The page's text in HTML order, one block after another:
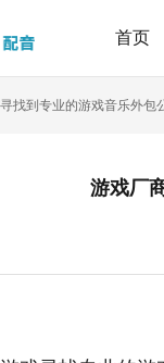
首页
找到专业的游戏音乐外包
游戏厂